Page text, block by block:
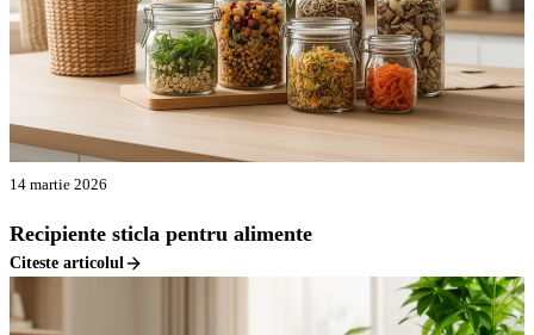
14 martie 2026
Recipiente sticla pentru alimente
Citeste articolul